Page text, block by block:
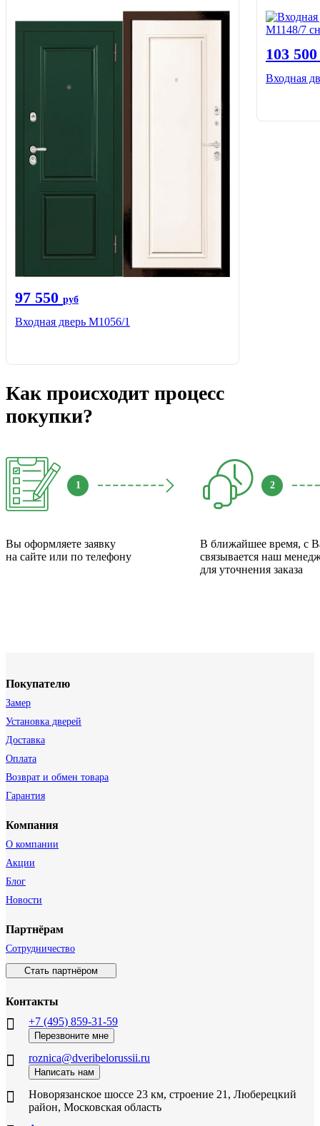
97 550 руб
Входная дверь М1056/1
103
Входная
Как происходит процесс
покупки?
1
Вы оформляете заявку
на сайте или по телефону
2
В ближайшее время, с
связывается наш
для уточнения заказа
Покупателю
Замер
Установка дверей
Доставка
Оплата
Возврат и обмен товара
Гарантия
Компания
О компании
Акции
Блог
Новости
Партнёрам
Сотрудничество
Стать партнёром
Контакты
+7 (495) 859-31-59
Перезвоните мне
roznica@dveribelorussii.ru
Написать нам
Новорязанское шоссе 23 км, строение 21, Люберецкий
район, Московская область